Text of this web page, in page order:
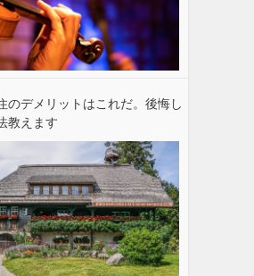
のデメリットはこれだ。後悔し
教えます